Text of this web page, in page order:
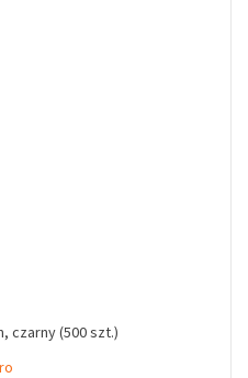
czarny (500 szt.)